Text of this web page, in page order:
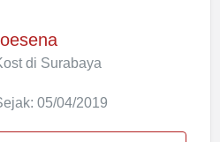
di Surabaya
05/04/2019